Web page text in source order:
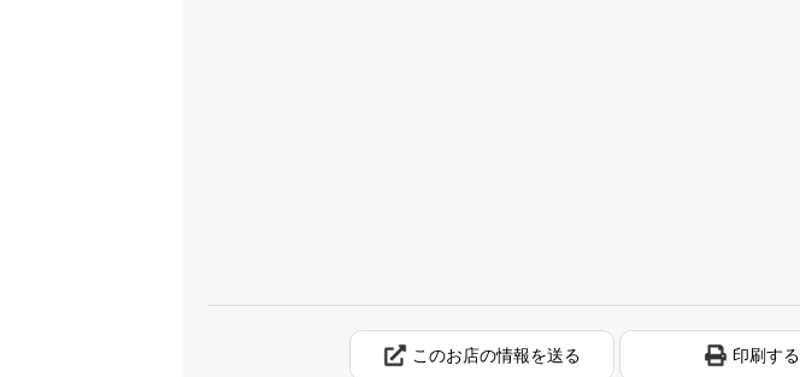
このお店の情報を送る 印刷する